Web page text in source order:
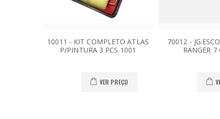
10011 - KIT COMPLETO ATLAS
P/PINTURA 3 PCS 1001
VER PREÇO
70012 -
RANGER 7